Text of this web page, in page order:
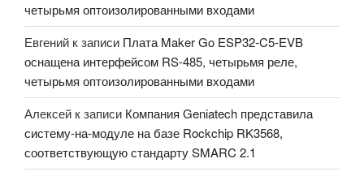
четырьмя оптоизолированными входами
Евгений к записи Плата Maker Go ESP32-C5-EVB
оснащена интерфейсом RS-485, четырьмя реле,
четырьмя оптоизолированными входами
Алексей к записи Компания Geniatech представила
систему-на-модуле на базе Rockchip RK3568,
соответствующую стандарту SMARC 2.1